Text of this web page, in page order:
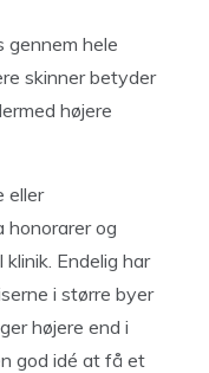
gennem hele
skinner betyder
højere
eller
honorarer og
Endelig har
i større byer
højere end i
god idé at få et